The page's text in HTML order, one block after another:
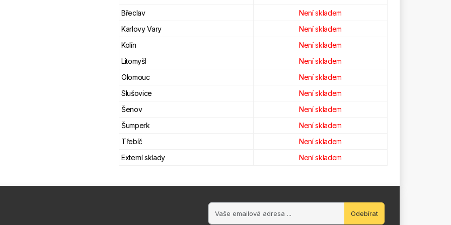
Břeclav
Není skladem
Karlovy Vary
Není skladem
Kolín
Není skladem
Litomyšl
Není skladem
Olomouc
Není skladem
Slušovice
Není skladem
Šenov
Není skladem
Šumperk
Není skladem
Třebíč
Není skladem
Externí sklady
Není skladem
Odebírat